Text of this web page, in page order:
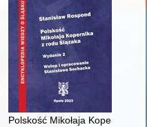
drawskiego od
Polskość Mikołaja Kopernika z